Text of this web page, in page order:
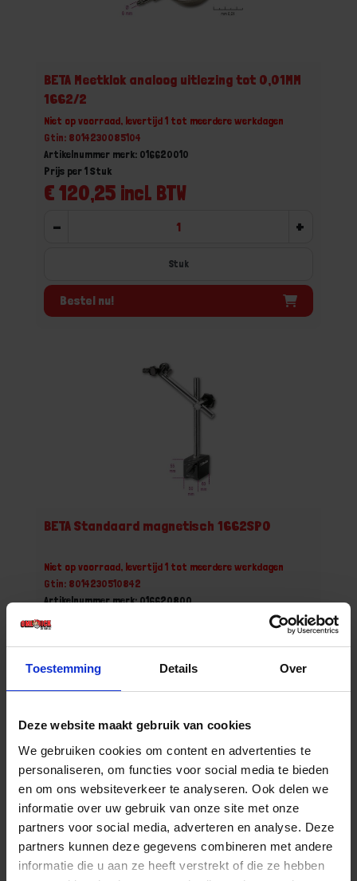
Toestemming Details Over
Deze website maakt gebruik van cookies
We gebruiken cookies om content en advertenties te
personaliseren, om functies voor social media te bieden
en om ons websiteverkeer te analyseren. Ook delen we
informatie over uw gebruik van onze site met onze
partners voor social media, adverteren en analyse. Deze
partners kunnen deze gegevens combineren met andere
informatie die u aan ze heeft verstrekt of die ze hebben
BETA Meetklok analoog uitlezing tot 0,01MM
1662/2
Niet op voorraad, levertijd 1 tot meerdere werkdagen
Gtin: 8014230085104
Artikelnummer merk: 016620010
€ 120,25 incl. BTW
Prijs per 1 Stuk
- +
Stuk
Bestel nu!
BETA Standaard magnetisch 1662SP0
Niet op voorraad, levertijd 1 tot meerdere werkdagen
Gtin: 8014230510842
Artikelnummer merk: 016620800
- +
Bestel nu!